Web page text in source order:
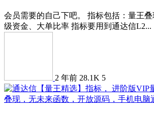
会员需要的自己下吧。 指标包括：量王
级资金、大单比率 指标要用到通达信L2...
2 年前 28.1K 5